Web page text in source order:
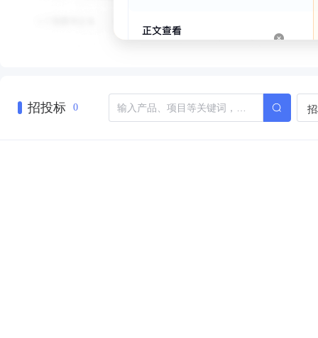
招投标 0